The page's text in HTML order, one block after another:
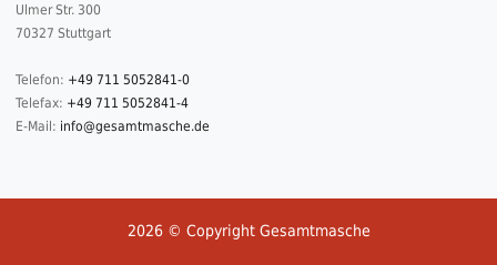
Ulmer Str. 300
70327 Stuttgart
Telefon: +49 711 5052841-0
Telefax: +49 711 5052841-4
E-Mail: info@gesamtmasche.de
2026 © Copyright Gesamtmasche